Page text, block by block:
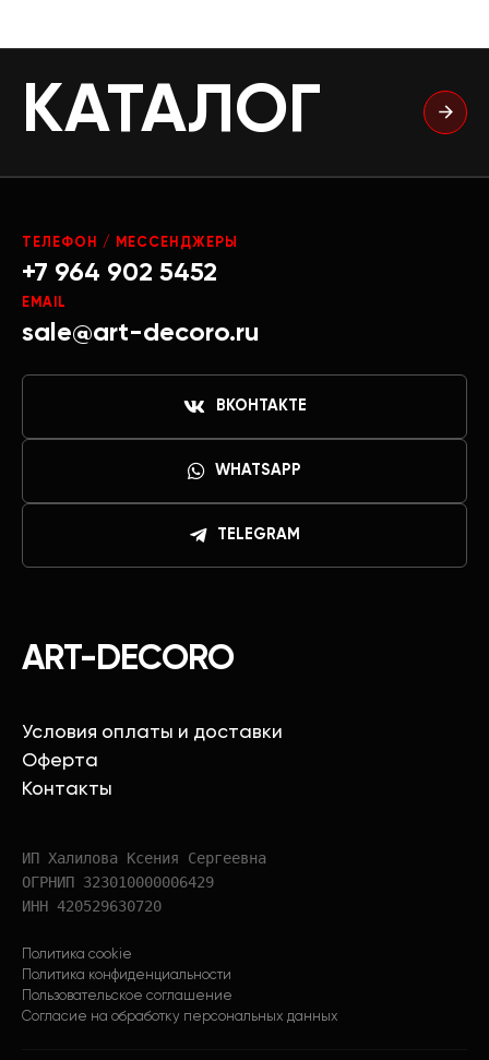
КАТАЛОГ
ART-DECORO
Условия оплаты и доставки
Оферта
Контакты
ИП Халилова Ксения Сергеевна
ОГРНИП 323010000006429
ИНН 420529630720
Политика cookie
Политика конфиденциальности
Пользовательское соглашение
Согласие на обработку персональных данных
ТЕЛЕФОН / МЕССЕНДЖЕРЫ
+7 964 902 5452
EMAIL
sale@art-decoro.ru
ВКОНТАКТЕ
WHATSAPP
TELEGRAM